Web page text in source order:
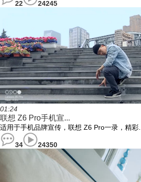
22 24245
01:24
联想 Z6 Pro手机宣...
适用于手机品牌宣传，联想 Z6 Pro一录，精彩...
34 24350